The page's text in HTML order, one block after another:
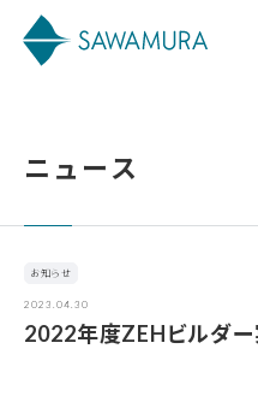
ニュース
お知らせ
2023.04.30
2022年度ZEHビルダ